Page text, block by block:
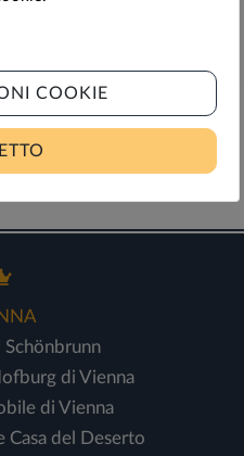
di Vienna
Schönbrunn
di Vienna
di Vienna
Casa del Deserto
COOKIE